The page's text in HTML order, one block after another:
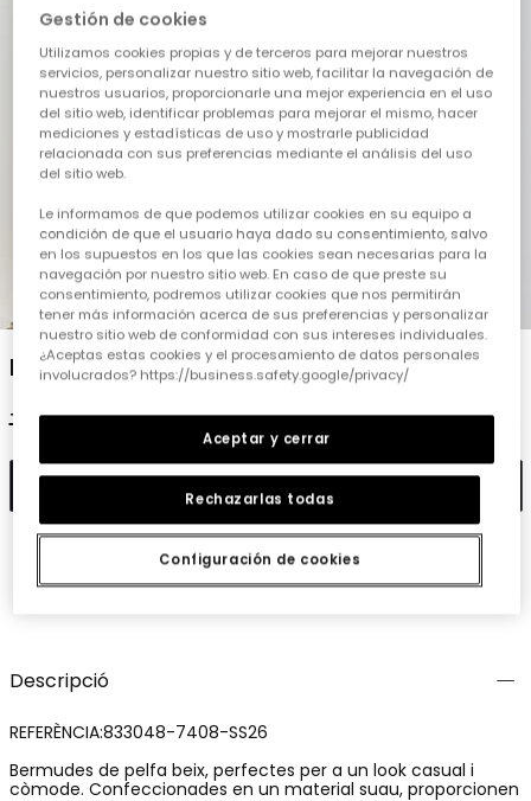
1 2 3 4 5
Bermudes color beix
19,95 € 9,95 € 7,95 €
Afegir
Descripció
REFERÈNCIA:833048-7408-SS26
Bermudes de pelfa beix, perfectes per a un look casual i
còmode. Confeccionades en un material suau, proporcionen
Gestión de cookies
Utilizamos cookies propias y de terceros para mejorar nuestros
servicios, personalizar nuestro sitio web, facilitar la navegación de
nuestros usuarios, proporcionarle una mejor experiencia en el uso
del sitio web, identificar problemas para mejorar el mismo, hacer
mediciones y estadísticas de uso y mostrarle publicidad
relacionada con sus preferencias mediante el análisis del uso
del sitio web.
Le informamos de que podemos utilizar cookies en su equipo a
condición de que el usuario haya dado su consentimiento, salvo
en los supuestos en los que las cookies sean necesarias para la
navegación por nuestro sitio web. En caso de que preste su
consentimiento, podremos utilizar cookies que nos permitirán
tener más información acerca de sus preferencias y personalizar
nuestro sitio web de conformidad con sus intereses individuales.
¿Aceptas estas cookies y el procesamiento de datos personales
involucrados? https://business.safety.google/privacy/
Configuración de cookies
Rechazarlas todas
Aceptar y cerrar